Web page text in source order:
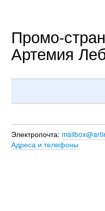
Промо-
Артемия
Электропочта:
Адреса и телефоны